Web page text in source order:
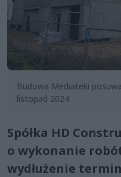
Budowa Mediateki
listopad 2024
Spółka HD
o wykonanie
wydłużenie